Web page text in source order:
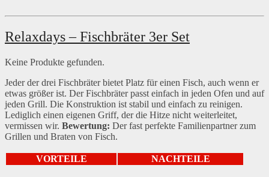
Relaxdays – Fischbräter 3er Set
Keine Produkte gefunden.
Jeder der drei Fischbräter bietet Platz für einen Fisch, auch wenn er
etwas größer ist. Der Fischbräter passt einfach in jeden Ofen und auf
jeden Grill. Die Konstruktion ist stabil und einfach zu reinigen.
Lediglich einen eigenen Griff, der die Hitze nicht weiterleitet,
vermissen wir. Bewertung: Der fast perfekte Familienpartner zum
Grillen und Braten von Fisch.
VORTEILE NACHTEILE